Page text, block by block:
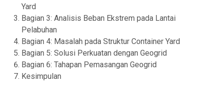
Yard
Bagian 3: Analisis Beban Ekstrem pada Lantai
Pelabuhan
Bagian 4: Masalah pada Struktur Container Yard
Bagian 5: Solusi Perkuatan dengan Geogrid
Bagian 6: Tahapan Pemasangan Geogrid
Kesimpulan